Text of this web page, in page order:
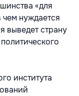
«для
чем нуждается
выведет страну
института